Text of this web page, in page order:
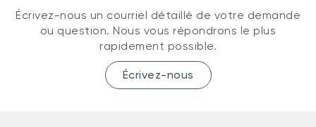
Écrivez-nous un courriel détaillé de votre demande
ou question. Nous vous répondrons le plus
rapidement possible.
Écrivez-nous